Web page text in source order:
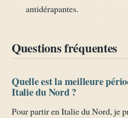
antidérapantes.
Questions fréquentes
Quelle est la meilleure
Italie du Nord ?
Pour partir en Italie du Nord, je